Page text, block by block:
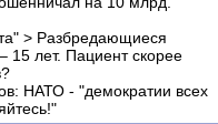
> Разбредающиеся
15 лет. Пациент скорее
НАТО - "демократии всех